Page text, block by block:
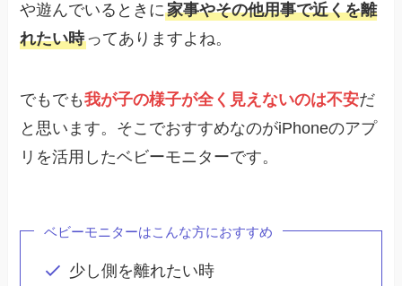
や遊んでいるときに家事やその他用事で近くを離
れたい時ってありますよね。
でもでも我が子の様子が全く見えないのは不安だ
と思います。そこでおすすめなのがiPhoneのアプ
リを活用したベビーモニターです。
ベビーモニターはこんな方におすすめ
少し側を離れたい時